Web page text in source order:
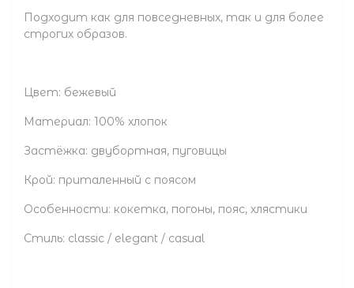
Подходит как для повседневных, так и для более
строгих образов.
Цвет: бежевый
Материал: 100% хлопок
Застёжка: двубортная, пуговицы
Крой: приталенный с поясом
Особенности: кокетка, погоны, пояс, хлястики
Стиль: classic / elegant / casual